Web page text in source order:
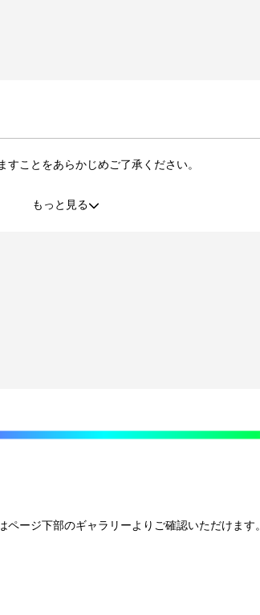
ことをあらかじめご了承ください。
もっと見る
ージ下部のギャラリーよりご確認いただけま